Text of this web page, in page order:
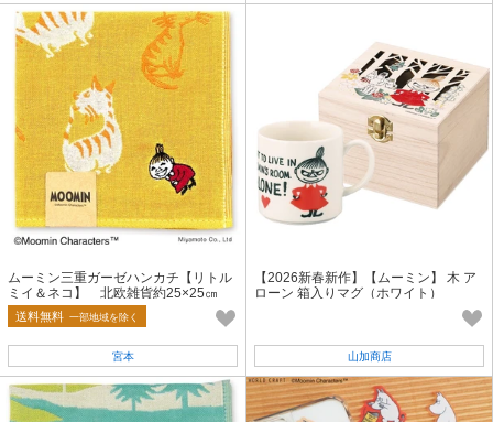
ムーミン三重ガーゼハンカチ【リトル
ミイ＆ネコ】 北欧雑貨約25×25㎝
刺繡ハンカチ
送料無料 一部地域を除く
宮本
【2026新春新作】【ムーミン】 木 ア
ローン 箱入りマグ（ホワイト）
山加商店